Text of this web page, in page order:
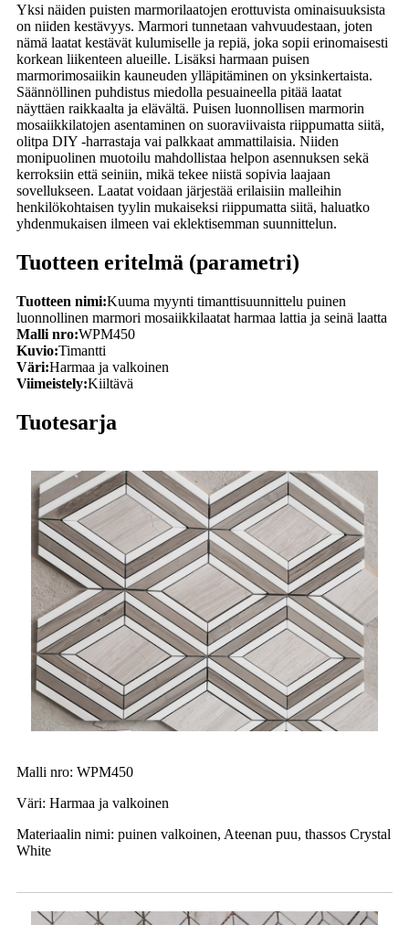
Yksi näiden puisten marmorilaatojen erottuvista ominaisuuksista
on niiden kestävyys. Marmori tunnetaan vahvuudestaan, joten
nämä laatat kestävät kulumiselle ja repiä, joka sopii erinomaisesti
korkean liikenteen alueille. Lisäksi harmaan puisen
marmorimosaiikin kauneuden ylläpitäminen on yksinkertaista.
Säännöllinen puhdistus miedolla pesuaineella pitää laatat
näyttäen raikkaalta ja elävältä. Puisen luonnollisen marmorin
mosaiikkilatojen asentaminen on suoraviivaista riippumatta siitä,
olitpa DIY -harrastaja vai palkkaat ammattilaisia. Niiden
monipuolinen muotoilu mahdollistaa helpon asennuksen sekä
kerroksiin että seiniin, mikä tekee niistä sopivia laajaan
sovellukseen. Laatat voidaan järjestää erilaisiin malleihin
henkilökohtaisen tyylin mukaiseksi riippumatta siitä, haluatko
yhdenmukaisen ilmeen vai eklektisemman suunnittelun.
Tuotteen eritelmä (parametri)
Tuotteen nimi:Kuuma myynti timanttisuunnittelu puinen
luonnollinen marmori mosaiikkilaatat harmaa lattia ja seinä laatta
Malli nro:WPM450
Kuvio:Timantti
Väri:Harmaa ja valkoinen
Viimeistely:Kiiltävä
Tuotesarja
Malli nro: WPM450
Väri: Harmaa ja valkoinen
Materiaalin nimi: puinen valkoinen, Ateenan puu, thassos Crystal
White